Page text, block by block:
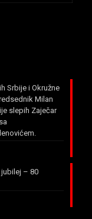
Srbije i Okružne
Milan
slepih Zaječar
jubilej – 80